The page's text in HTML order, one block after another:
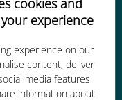
experience
experience on our
content, deliver
media features
information about
전 세계 고
공